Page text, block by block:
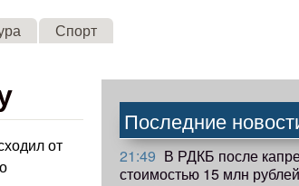
Спорт
от
Последние
21:49 В РДКБ после
стоимостью 15 млн рублей